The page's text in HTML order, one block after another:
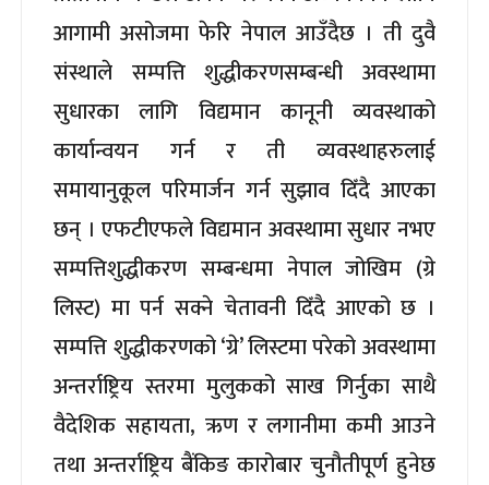
आगामी असोजमा फेरि नेपाल आउँदैछ । ती दुवै
संस्थाले सम्पत्ति शुद्धीकरणसम्बन्धी अवस्थामा
सुधारका लागि विद्यमान कानूनी व्यवस्थाको
कार्यान्वयन गर्न र ती व्यवस्थाहरुलाई
समायानुकूल परिमार्जन गर्न सुझाव दिँदै आएका
छन् । एफटीएफले विद्यमान अवस्थामा सुधार नभए
सम्पत्तिशुद्धीकरण सम्बन्धमा नेपाल जोखिम (ग्रे
लिस्ट) मा पर्न सक्ने चेतावनी दिँदै आएको छ ।
सम्पत्ति शुद्धीकरणको ‘ग्रे’ लिस्टमा परेको अवस्थामा
अन्तर्राष्ट्रिय स्तरमा मुलुकको साख गिर्नुका साथै
वैदेशिक सहायता, ऋण र लगानीमा कमी आउने
तथा अन्तर्राष्ट्रिय बैंकिङ कारोबार चुनौतीपूर्ण हुनेछ